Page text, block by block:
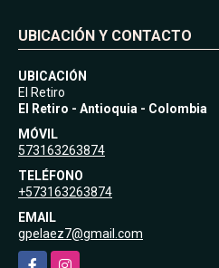
UBICACIÓN Y CONTACTO
UBICACIÓN
El Retiro
El Retiro - Antioquia - Colombia
MÓVIL
573163263874
TELÉFONO
+573163263874
EMAIL
gpelaez7@gmail.com
FacebookInstagram